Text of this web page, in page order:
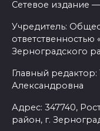
Сетевое издание —
Учредитель:
ответственностью
Зерноградского
Главный
Александровна
Адрес: 347740,
район, г.